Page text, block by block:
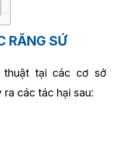
RĂNG SỨ
tại các cơ sở
các tác hại sau: